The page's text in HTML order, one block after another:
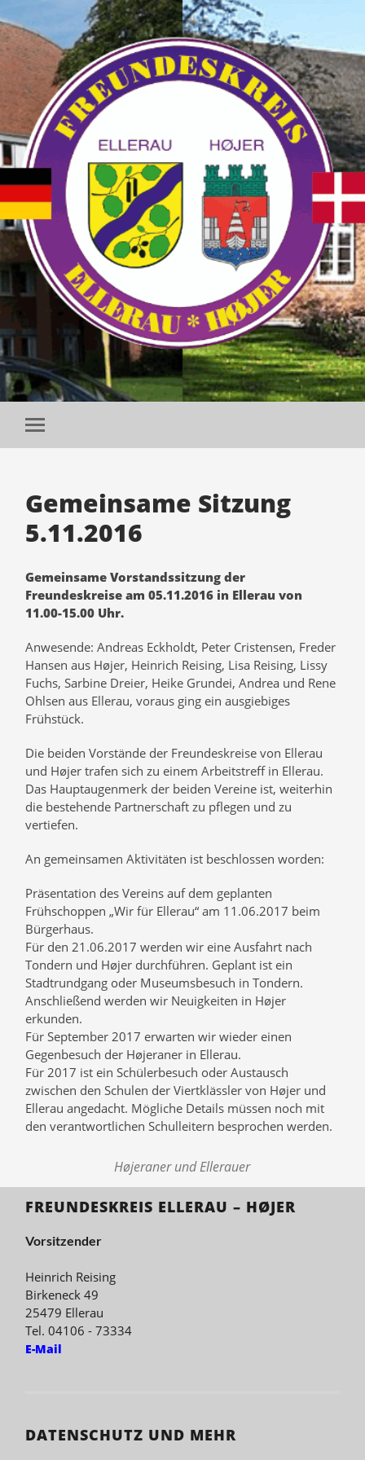
Mobile-
Menü
Gemeinsame Sitzung
5.11.2016
Gemeinsame Vorstandssitzung der
Freundeskreise am 05.11.2016 in Ellerau von
11.00-15.00 Uhr.
Anwesende: Andreas Eckholdt, Peter Cristensen, Freder
Hansen aus Højer, Heinrich Reising, Lisa Reising, Lissy
Fuchs, Sarbine Dreier, Heike Grundei, Andrea und Rene
Ohlsen aus Ellerau, voraus ging ein ausgiebiges
Frühstück.
Die beiden Vorstände der Freundeskreise von Ellerau
und Højer trafen sich zu einem Arbeitstreff in Ellerau.
Das Hauptaugenmerk der beiden Vereine ist, weiterhin
die bestehende Partnerschaft zu pflegen und zu
vertiefen.
An gemeinsamen Aktivitäten ist beschlossen worden:
Präsentation des Vereins auf dem geplanten
Frühschoppen „Wir für Ellerau“ am 11.06.2017 beim
Bürgerhaus.
Für den 21.06.2017 werden wir eine Ausfahrt nach
Tondern und Højer durchführen. Geplant ist ein
Stadtrundgang oder Museumsbesuch in Tondern.
Anschließend werden wir Neuigkeiten in Højer
erkunden.
Für September 2017 erwarten wir wieder einen
Gegenbesuch der Højeraner in Ellerau.
Für 2017 ist ein Schülerbesuch oder Austausch
zwischen den Schulen der Viertklässler von Højer und
Ellerau angedacht. Mögliche Details müssen noch mit
den verantwortlichen Schulleitern besprochen werden.
Højeraner und Ellerauer
FREUNDESKREIS ELLERAU – HØJER
Vorsitzender
Heinrich Reising
Birkeneck 49
25479 Ellerau
Tel. 04106 - 73334
E-Mail
DATENSCHUTZ UND MEHR